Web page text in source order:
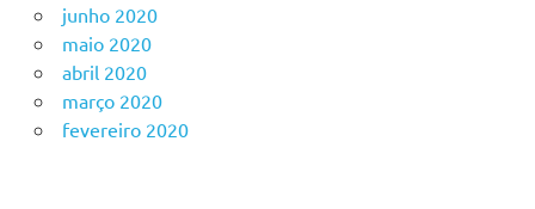
junho 2020
maio 2020
abril 2020
março 2020
fevereiro 2020